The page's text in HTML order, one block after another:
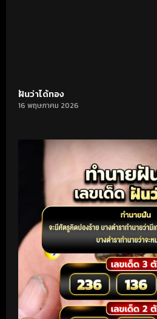
ฝันว่าได้ทอง
16 พฤษภาคม 2026